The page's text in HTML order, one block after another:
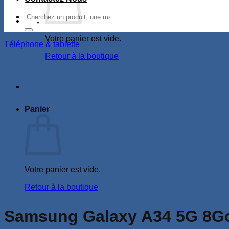
Votre panier est vide.
Retour à la boutique
Panier
Votre panier est vide.
Retour à la boutique
Recherche
pour :
Téléphone & tablette
Samsung Galaxy A34 5G